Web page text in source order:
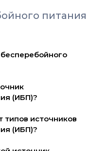
питания
(ИБП)?
типов источников
(ИБП)?